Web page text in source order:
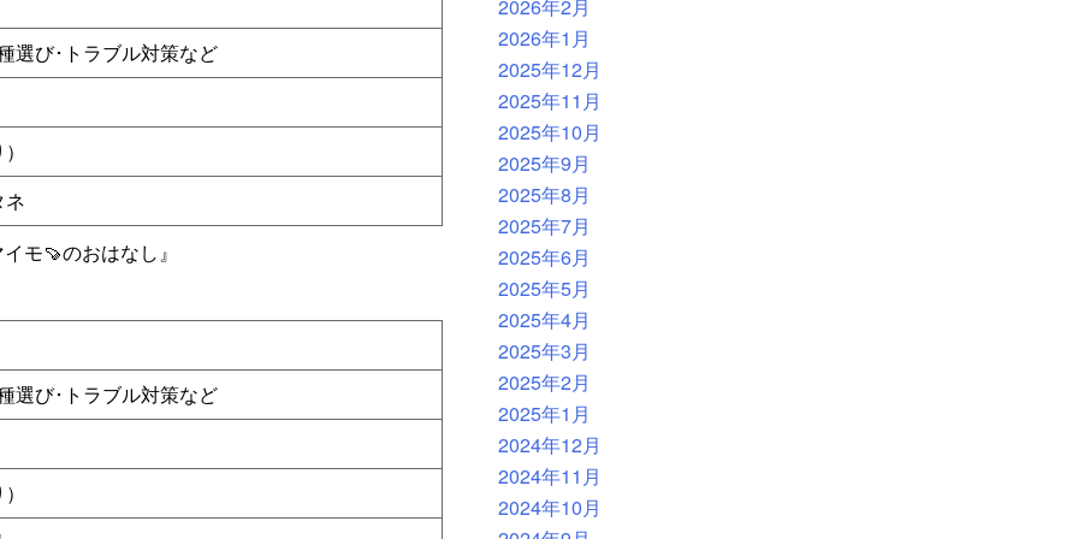
選び･トラブル対策など
ネ
モ🍠のおはなし』
選び･トラブル対策など
2026年2月
2026年1月
2025年12月
2025年11月
2025年10月
2025年9月
2025年8月
2025年7月
2025年6月
2025年5月
2025年4月
2025年3月
2025年2月
2025年1月
2024年12月
2024年11月
2024年10月